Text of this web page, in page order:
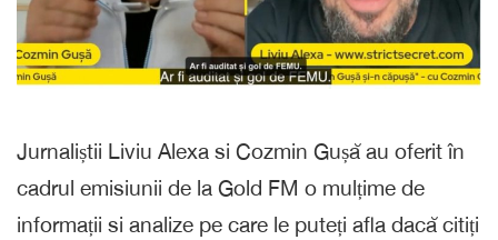
Jurnaliștii Liviu Alexa si Cozmin Gușă au oferit în
cadrul emisiunii de la Gold FM o mulțime de
informații si analize pe care le puteți afla dacă citiți